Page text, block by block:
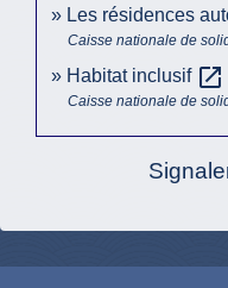
Les résidences
Caisse nationale de
Habitat inclusif open_in_new
Caisse nationale de